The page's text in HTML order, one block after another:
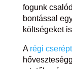
fogunk
bontással
költségeket
A régi